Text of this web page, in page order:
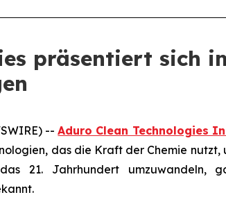
präsentiert sich
--Aduro Clean Technologies
das die Kraft der Chemie
21. Jahrhundert umzuwandeln,